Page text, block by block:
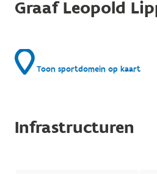
Graaf Leopold
Toon sportdomein op kaart
Infrastructuren